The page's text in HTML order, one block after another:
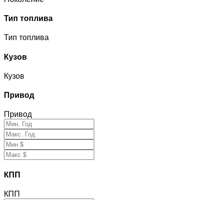
Тип топлива
Тип топлива
Кузов
Кузов
Привод
Привод
КПП
КПП